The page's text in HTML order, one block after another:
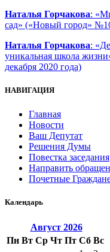
Наталья Горчакова:
сад» («Новый город»
Наталья Горчакова:
уникальная школа
декабря 2020 года)
НАВИГАЦИЯ
Главная
Новости
Ваш Депутат
Решения Думы
Повестка заседания
Направить
Почетные
Календарь
Август 2026
Пн Вт Ср Чт Пт Сб Вс